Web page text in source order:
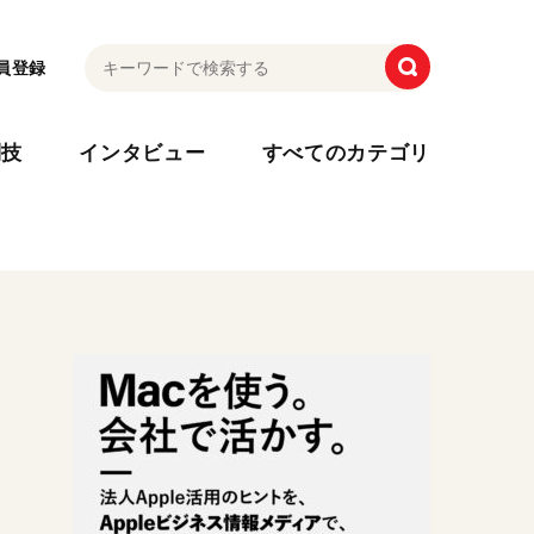
登録
インタビュー すべてのカテゴリ